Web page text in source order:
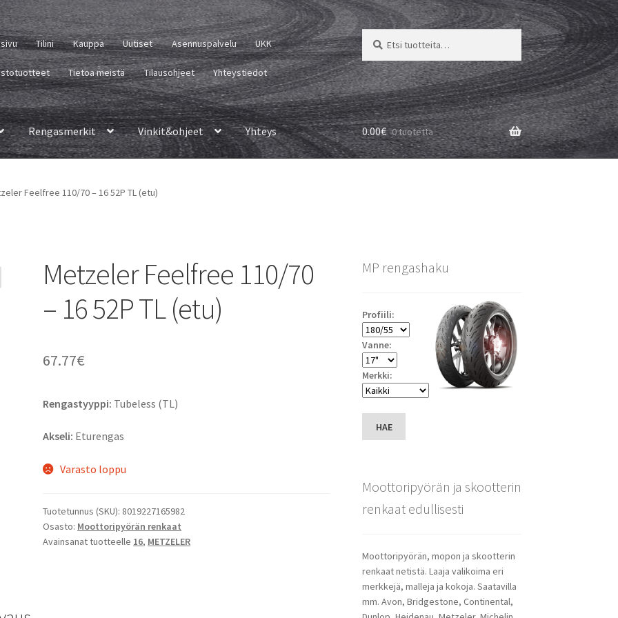
Tilini Kauppa Uutiset Asennuspalvelu UKK
Tietoa meistä Tilausohjeet Yhteystiedot
Etsi:
Haku
Rengasmerkit Vinkit&ohjeet Yhteys 0.00€ 0 tuotetta
Feelfree 110/70 – 16 52P TL (etu)
Metzeler Feelfree 110/70
– 16 52P TL (etu)
67.77€
Rengastyyppi: Tubeless (TL)
Akseli: Eturengas
Varasto loppu
Tuotetunnus (SKU): 8019227165982
Osasto: Moottoripyörän renkaat
Avainsanat tuotteelle 16, METZELER
MP rengashaku
Profiili:
Vanne:
Merkki:
HAE
Moottoripyörän ja skootterin
renkaat edullisesti
Moottoripyörän, mopon ja skootterin
renkaat netistä. Laaja valikoima eri
merkkejä, malleja ja kokoja. Saatavilla
mm. Avon, Bridgestone, Continental,